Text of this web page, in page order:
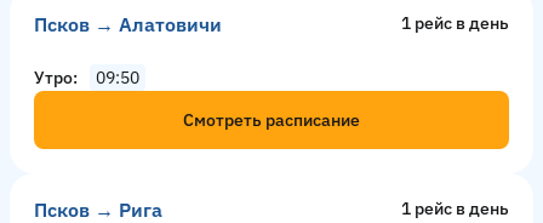
Псков → Алатовичи 1 рейс в день
Утро
09:50
Смотреть расписание
Псков → Рига 1 рейс в день